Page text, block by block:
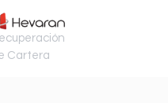
Cartera